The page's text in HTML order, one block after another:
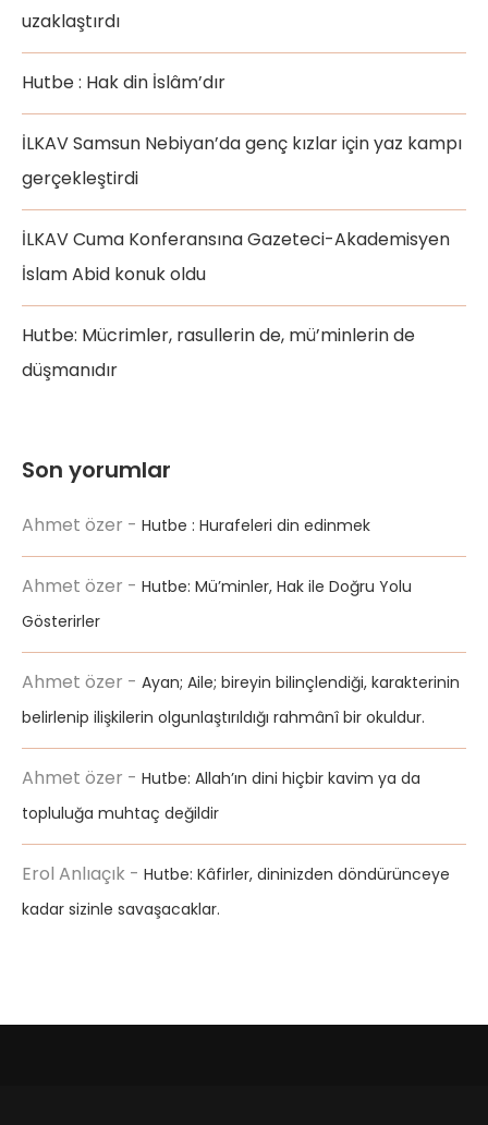
uzaklaştırdı
Hutbe : Hak din İslâm’dır
İLKAV Samsun Nebiyan’da genç kızlar için yaz kampı
gerçekleştirdi
İLKAV Cuma Konferansına Gazeteci-Akademisyen
İslam Abid konuk oldu
Hutbe: Mücrimler, rasullerin de, mü’minlerin de
düşmanıdır
Son yorumlar
Ahmet özer - Hutbe : Hurafeleri din edinmek
Ahmet özer - Hutbe: Mü’minler, Hak ile Doğru Yolu
Gösterirler
Ahmet özer - Ayan; Aile; bireyin bilinçlendiği, karakterinin
belirlenip ilişkilerin olgunlaştırıldığı rahmânî bir okuldur.
Ahmet özer - Hutbe: Allah’ın dini hiçbir kavim ya da
topluluğa muhtaç değildir
Erol Anlıaçık - Hutbe: Kâfirler, dininizden döndürünceye
kadar sizinle savaşacaklar.